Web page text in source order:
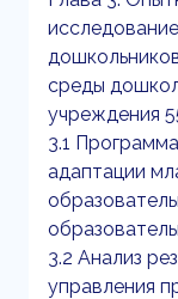
среды
учреждения
3.1
адаптации
3.2 Анализ
управления